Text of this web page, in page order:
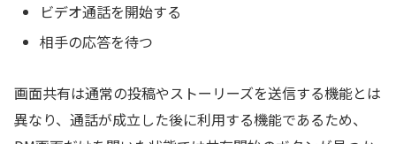
ビデオ通話を開始する
相手の応答を待つ
画面共有は通常の投稿やストーリーズを送信する機能とは
異なり、通話が成立した後に利用する機能であるため、